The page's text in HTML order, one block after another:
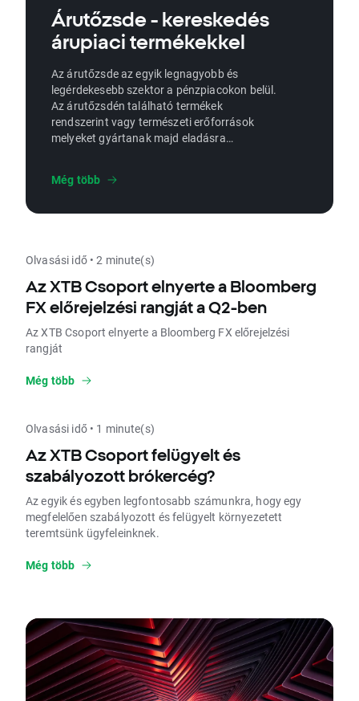
Árutőzsde - kereskedés
árupiaci termékekkel
Az árutőzsde az egyik legnagyobb és
legérdekesebb szektor a pénzpiacokon belül.
Az árutőzsdén található termékek
rendszerint vagy természeti erőforrások
melyeket gyártanak majd eladásra
energiahordozók, ásványkincsek és még sok
Még több
Olvasási idő • 2 minute(s)
Az XTB Csoport elnyerte a Bloomberg
FX előrejelzési rangját a Q2-ben
Az XTB Csoport elnyerte a Bloomberg FX előrejelzési
rangját
Még több
Olvasási idő • 1 minute(s)
Az XTB Csoport felügyelt és
szabályozott brókercég?
Az egyik és egyben legfontosabb számunkra, hogy egy
megfelelően szabályozott és felügyelt környezetett
teremtsünk ügyfeleinknek.
Még több